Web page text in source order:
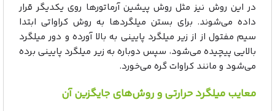
در این روش نیز مثل روش پیشین آرماتورها روی یکدیگر قرار
داده می‌شوند. برای بستن میلگردها به روش کراواتی ابتدا
سیم مفتول از از زیر میلگرد پایینی به بالا آورده و دور میلگرد
بالایی پیچیده می‌شود، سپس دوباره به زیر میلگرد پایینی برده
می‌شود و مانند کراوات گره می‌خورد.
معایب میلگرد حرارتی و روش‌های جایگزین آن